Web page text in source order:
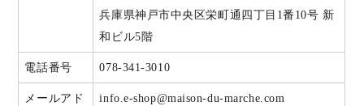
兵庫県神戸市中央区栄町通四丁目1番10号 新
和ビル5階
電話番号 078-341-3010
メールアド
info.e-shop@maison-du-marche.com